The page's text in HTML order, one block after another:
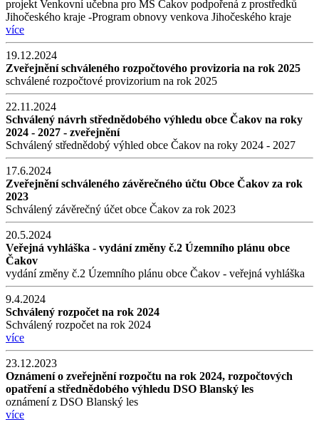
projekt Venkovní učebna pro MŠ Čakov podpořená z prostředků
Jihočeského kraje -Program obnovy venkova Jihočeského kraje
více
19.12.2024
Zveřejnění schváleného rozpočtového provizoria na rok 2025
schválené rozpočtové provizorium na rok 2025
22.11.2024
Schválený návrh střednědobého výhledu obce Čakov na roky
2024 - 2027 - zveřejnění
Schválený střednědobý výhled obce Čakov na roky 2024 - 2027
17.6.2024
Zveřejnění schváleného závěrečného účtu Obce Čakov za rok
2023
Schválený závěrečný účet obce Čakov za rok 2023
20.5.2024
Veřejná vyhláška - vydání změny č.2 Územního plánu obce
Čakov
vydání změny č.2 Územního plánu obce Čakov - veřejná vyhláška
9.4.2024
Schválený rozpočet na rok 2024
Schválený rozpočet na rok 2024
více
23.12.2023
Oznámení o zveřejnění rozpočtu na rok 2024, rozpočtových
opatření a střednědobého výhledu DSO Blanský les
oznámení z DSO Blanský les
více